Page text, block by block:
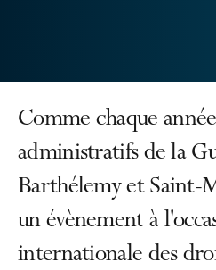
Comme chaque
administratifs de la
Barthélemy et Saint-
un évènement à
internationale des